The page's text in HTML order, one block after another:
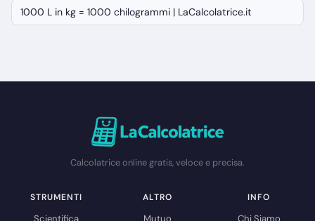
1000 L in kg = 1000 chilogrammi | LaCalcolatrice.it
Calcolatrice online gratis, veloce e precisa.
STRUMENTI
Scientifica
ALTRO
Mutuo
INFO
Chi Siamo